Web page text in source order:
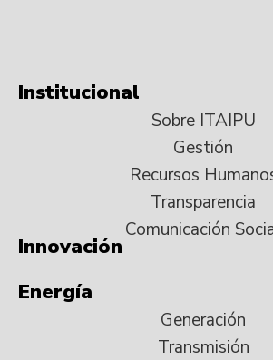
Institucional
Sobre ITAIPU
Gestión
Recursos
Transparencia
Comunicación
Innovación
Energía
Generación
Transmisión